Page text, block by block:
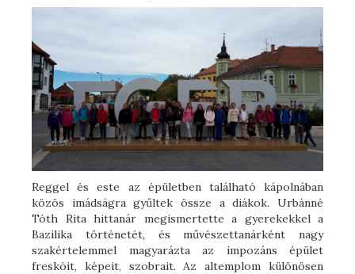
Reggel és este az épületben található kápolnában
közös imádságra gyűltek össze a diákok. Urbánné
Tóth Rita hittanár megismertette a gyerekekkel a
Bazilika történetét, és művészettanárként nagy
szakértelemmel magyarázta az impozáns épület
freskóit, képeit, szobrait. Az altemplom különösen